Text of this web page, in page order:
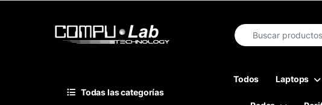
Search for:
Todas las categorías
Todos Laptops